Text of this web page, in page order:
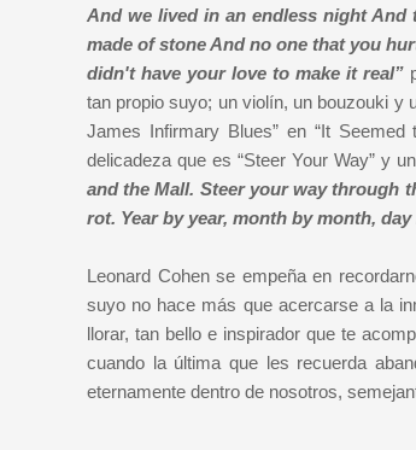
And we lived in an endless night
made of stone And no one that you
didn't have your love to make it real”
tan propio suyo; un violín, un bouzouki y
James Infirmary Blues” en “It
delicadeza que es “Steer Your Way” y
and the Mall. Steer your way through
rot. Year by year, month by month,
Leonard Cohen se empeña en
suyo no hace más que acercarse a la
llorar, tan bello e inspirador que te
cuando la última que les recuerda
eternamente dentro de nosotros,